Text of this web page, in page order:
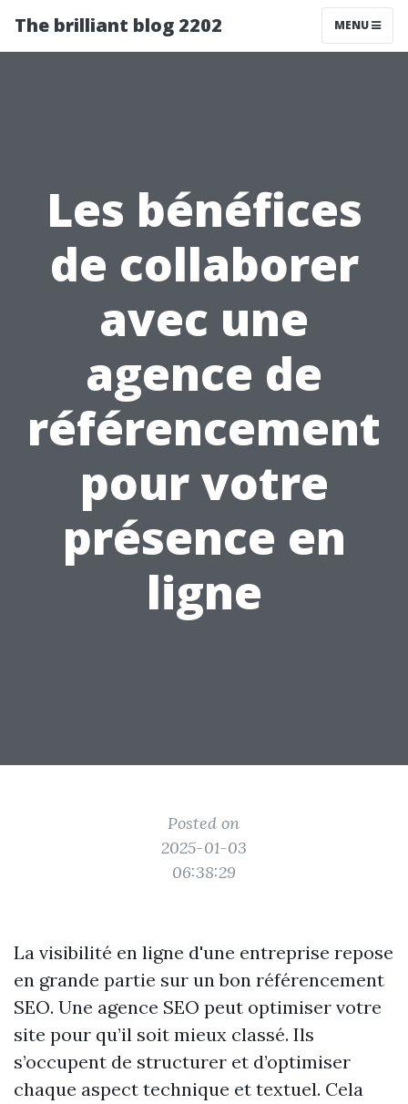
The brilliant blog 2202 MENU
Les bénéfices
de collaborer
avec une
agence de
référencement
pour votre
présence en
ligne
Posted on
2025-01-03
06:38:29
La visibilité en ligne d'une entreprise repose
en grande partie sur un bon référencement
SEO. Une agence SEO peut optimiser votre
site pour qu’il soit mieux classé. Ils
s’occupent de structurer et d’optimiser
chaque aspect technique et textuel. Cela